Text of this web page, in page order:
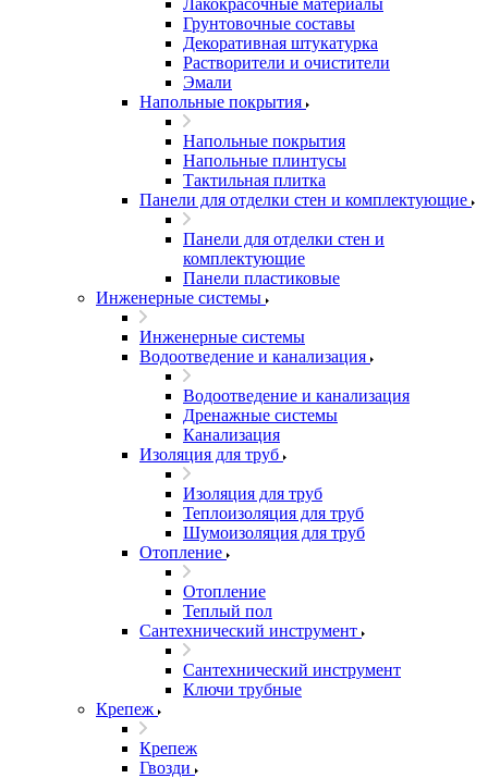
Лакокрасочные материалы
Грунтовочные составы
Декоративная штукатурка
Растворители и очистители
Эмали
Напольные покрытия
Напольные покрытия
Напольные плинтусы
Тактильная плитка
Панели для отделки стен и комплектующие
Панели для отделки стен и
комплектующие
Панели пластиковые
Инженерные системы
Инженерные системы
Водоотведение и канализация
Водоотведение и канализация
Дренажные системы
Канализация
Изоляция для труб
Изоляция для труб
Теплоизоляция для труб
Шумоизоляция для труб
Отопление
Отопление
Теплый пол
Сантехнический инструмент
Сантехнический инструмент
Ключи трубные
Крепеж
Крепеж
Гвозди